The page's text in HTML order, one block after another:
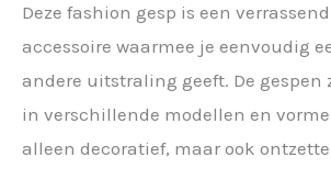
Deze fashion gesp is een
accessoire waarmee je eenvoudig
andere uitstraling geeft. De
in verschillende modellen en
alleen decoratief, maar ook